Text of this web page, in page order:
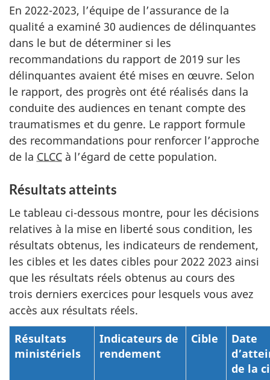
En 2022-2023, l’équipe de l’assurance de la
qualité a examiné 30 audiences de délinquantes
dans le but de déterminer si les
recommandations du rapport de 2019 sur les
délinquantes avaient été mises en œuvre. Selon
le rapport, des progrès ont été réalisés dans la
conduite des audiences en tenant compte des
traumatismes et du genre. Le rapport formule
des recommandations pour renforcer l’approche
de la CLCC à l’égard de cette population.
Résultats atteints
Le tableau ci-dessous montre, pour les décisions
relatives à la mise en liberté sous condition, les
résultats obtenus, les indicateurs de rendement,
les cibles et les dates cibles pour 2022 2023 ainsi
que les résultats réels obtenus au cours des
trois derniers exercices pour lesquels vous avez
accès aux résultats réels.
Résultats
ministériels
Indicateurs de
rendement
Cible
Date
de la